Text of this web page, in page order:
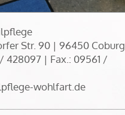
Str. 90 | 96450 Coburg
428097 | Fax.: 09561 /
wohlfart.de